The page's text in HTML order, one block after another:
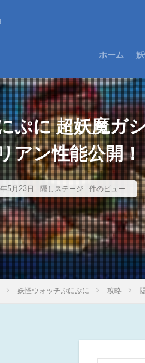
ホーム
ぷに 超妖魔ガ
アン性能公開
5月23日 隠しステージ 件のビュー
妖怪ウォッチぷにぷに 攻略